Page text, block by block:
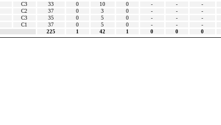
C3 33 0 10 0 - - -
C2 37 0 3 0 - - -
C3 35 0 5 0 - - -
C1 37 0 5 0 - - -
225 1 42 1 0 0 0